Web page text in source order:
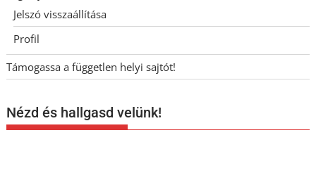
Jelszó visszaállítása
Profil
Támogassa a független helyi sajtót!
Nézd és hallgasd velünk!